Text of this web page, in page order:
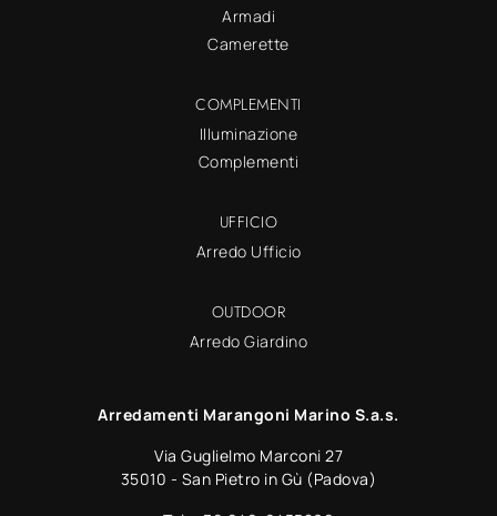
Armadi
Camerette
COMPLEMENTI
Illuminazione
Complementi
UFFICIO
Arredo Ufficio
OUTDOOR
Arredo Giardino
Arredamenti Marangoni Marino S.a.s.
Via Guglielmo Marconi 27
35010 - San Pietro in Gù (Padova)